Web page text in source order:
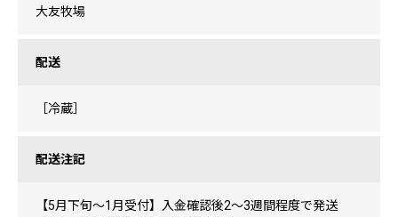
大友牧場
配送
［冷蔵］
配送注記
【5月下旬～1月受付】入金確認後2～3週間程度で発送